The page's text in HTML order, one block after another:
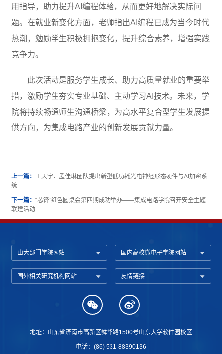
用指导，助力提升AI编程体验，从而更好地解决实际问
题。在就业新变化方面，老师指出AI编程已成为当今时代
热潮，勉励学生积极拥抱变化，提升综合素养，增强实践
竞争力。
此次活动是服务学生成长、助力高质量就业的重要举
措，激励学生夯实专业基础、主动学习AI技术。未来，学
院将持续畅通师生沟通桥梁，为高水平复合型学生发展提
供方向，为集成电路产业的创新发展贡献力量。
上一篇： 王天宇、孟佳琳团队提出新型低功耗光电神经形态硬件与AI加密系
统
下一篇： “芯锋”红色圆桌会第四期成功举办——集成电路学院召开安全主题
联建活动
山大部门学院网站 国内高校微电子学院网站
国外相关研究机构网站 友情链接
地址：山东省济南市高新区舜华路1500号山东大学软件园校区
电话：(86) 531-88390136